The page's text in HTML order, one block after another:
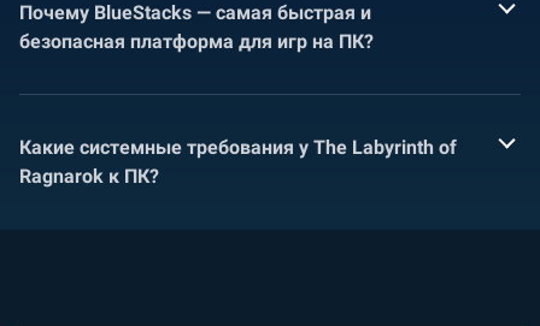
Почему BlueStacks — самая быстрая и
безопасная платформа для игр на ПК?
Какие системные требования у The Labyrinth of
Ragnarok к ПК?